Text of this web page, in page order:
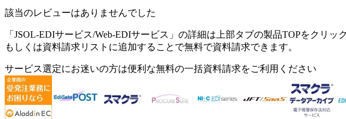
該当のレビューはありませんでした
「 JSOL-EDIサービス/Web-EDIサービス 」の詳細は上部タブの製品TOPをクリッ
もしくは資料請求リストに追加することで無料で資料請求できます。
サービス選定にお迷いの方は便利な無料の一括資料請求をご利用ください